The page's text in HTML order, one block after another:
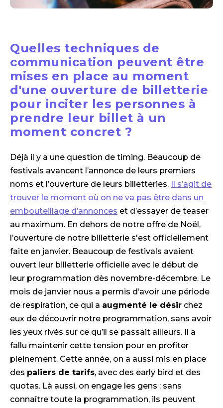
Quelles techniques de
communication peuvent être
mises en place au moment
d'une ouverture de billetterie
pour inciter les personnes à
prendre leur billet à un
moment concret ?
Déjà il y a une question de timing. Beaucoup de
festivals avancent l’annonce de leurs premiers
noms et l’ouverture de leurs billetteries. Il s’agit de
trouver le moment où on ne va pas être dans un
embouteillage d’annonces et d’essayer de teaser
au maximum. En dehors de notre offre de Noël,
l’ouverture de notre billetterie s'est officiellement
faite en janvier. Beaucoup de festivals avaient
ouvert leur billetterie officielle avec le début de
leur programmation dès novembre-décembre. Le
mois de janvier nous a permis d’avoir une période
de respiration, ce qui a augmenté le désir chez
eux de découvrir notre programmation, sans avoir
les yeux rivés sur ce qu’il se passait ailleurs. Il a
fallu maintenir cette tension pour en profiter
pleinement. Cette année, on a aussi mis en place
des paliers de tarifs, avec des early bird et des
quotas. Là aussi, on engage les gens : sans
connaître toute la programmation, ils peuvent